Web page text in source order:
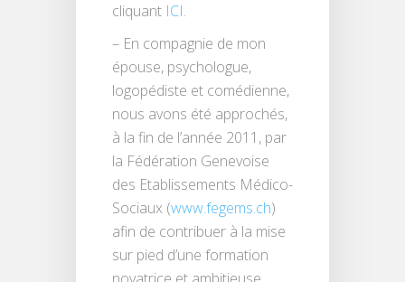
cliquant ICI.
– En compagnie de mon
épouse, psychologue,
logopédiste et comédienne,
nous avons été approchés,
à la fin de l’année 2011, par
la Fédération Genevoise
des Etablissements Médico-
Sociaux (www.fegems.ch)
afin de contribuer à la mise
sur pied d’une formation